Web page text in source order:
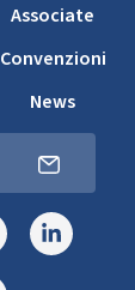
Associate
Convenzioni
News